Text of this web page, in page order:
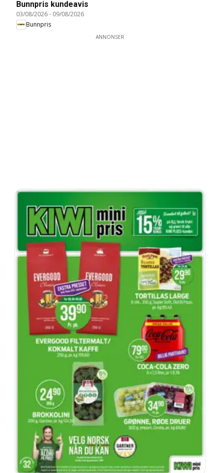
Bunnpris kundeavis
03/08/2026- 09/08/2026
Bunnpris
ANNONSER